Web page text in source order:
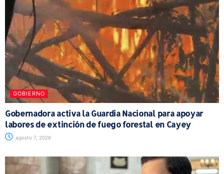
GOBIERNO
Gobernadora activa la Guardia Nacional para apoyar
labores de extinción de fuego forestal en Cayey
agosto 7, 2026